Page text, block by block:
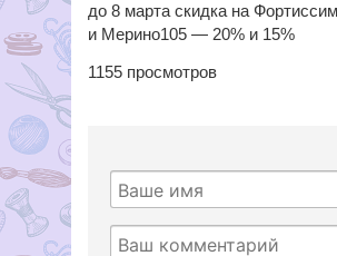
до 8 марта скидка на
и Мерино105 — 20% и 15%
1155 просмотров